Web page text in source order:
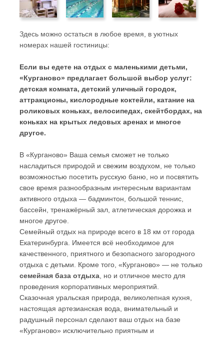
Здесь можно остаться в любое время, в уютных
номерах нашей гостиницы:
Если вы едете на отдых с маленькими детьми,
«Курганово» предлагает большой выбор услуг:
детская комната, детский уличный городок,
аттракционы, кислородные коктейли, катание на
роликовых коньках, велосипедах, скейтбордах, на
коньках на крытых ледовых аренах и многое
другое.
В «Курганово» Ваша семья сможет не только
насладиться природой и свежим воздухом, не только
возможностью посетить русскую баню, но и посвятить
свое время разнообразным интересным вариантам
активного отдыха — бадминтон, большой теннис,
бассейн, тренажёрный зал, атлетическая дорожка и
многое другое.
Семейный отдых на природе всего в 18 км от города
Екатеринбурга. Имеется всё необходимое для
качественного, приятного и безопасного загородного
отдыха с детьми. Кроме того, «Курганово» — не только
семейная база отдыха , но и отличное место для
проведения корпоративных мероприятий.
Сказочная уральская природа, великолепная кухня,
настоящая артезианская вода, внимательный и
радушный персонал сделают ваш отдых на базе
«Курганово» исключительно приятным и